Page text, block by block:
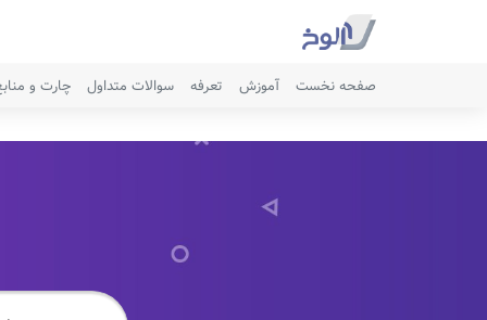
صفحه نخست آموزش تعرفه سوالات متداول چارت و